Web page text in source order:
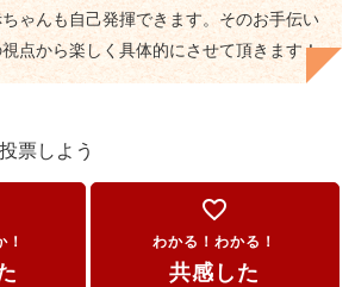
ゃんも自己発揮できます。そのお手伝い
点から楽しく具体的にさせて頂きます！
票しよう
favorite_border
わかる！わかる！
共感した